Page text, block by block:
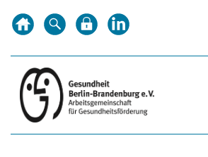
Inhalt
Hauptnavigation
Subnavigation